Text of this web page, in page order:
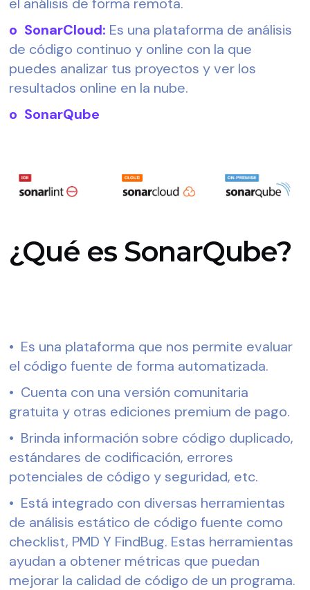
o  SonarCloud: Es una plataforma de análisis
de código continuo y online con la que
puedes analizar tus proyectos y ver los
resultados online en la nube.
o  SonarQube
¿Qué es SonarQube?
•  Es una plataforma que nos permite evaluar
el código fuente de forma automatizada.
•  Cuenta con una versión comunitaria
gratuita y otras ediciones premium de pago.
•  Brinda información sobre código duplicado,
estándares de codificación, errores
potenciales de código y seguridad, etc.
•  Está integrado con diversas herramientas
de análisis estático de código fuente como
checklist, PMD Y FindBug. Estas herramientas
ayudan a obtener métricas que puedan
mejorar la calidad de código de un programa.